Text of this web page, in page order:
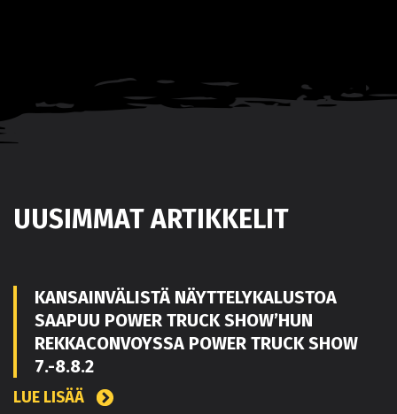
UUSIMMAT ARTIKKELIT
KANSAINVÄLISTÄ NÄYTTELYKALUSTOA
SAAPUU POWER TRUCK SHOW’HUN
REKKACONVOYSSA POWER TRUCK SHOW
7.-8.8.2
LUE LISÄÄ